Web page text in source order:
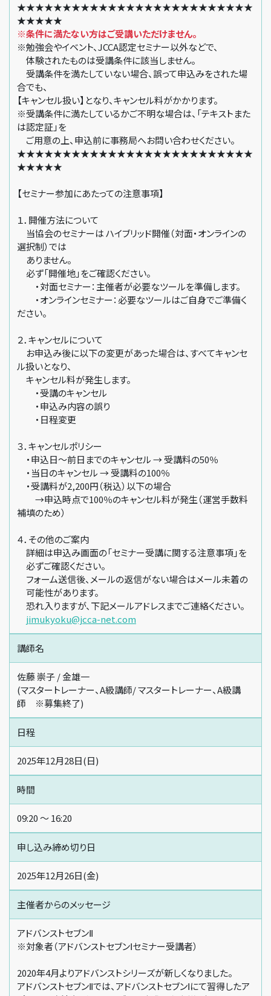
★★★★★★★★★★★★★★★★★★★★★★★★★★
★★★★★
※条件に満たない方はご受講いただけません。
※勉強会やイベント、JCCA認定セミナー以外などで、
体験されたものは受講条件に該当しません。
受講条件を満たしていない場合、誤って申込みをされた場
合でも、
【キャンセル扱い】となり、キャンセル料がかかります。
※受講条件に満たしているかご不明な場合は、「テキストまた
は認定証」を
ご用意の上、申込前に事務局へお問い合わせください。
★★★★★★★★★★★★★★★★★★★★★★★★★★
★★★★★
【セミナー参加にあたっての注意事項】
１．開催方法について
当協会のセミナーは ハイブリッド開催（対面・オンラインの
選択制）では
ありません。
必ず「開催地」をご確認ください。
・対面セミナー：主催者が必要なツールを準備します。
・オンラインセミナー：必要なツールはご自身でご準備く
ださい。
２．キャンセルについて
お申込み後に以下の変更があった場合は、すべてキャンセ
ル扱いとなり、
キャンセル料が発生します。
・受講のキャンセル
・申込み内容の誤り
・日程変更
３．キャンセルポリシー
・申込日～前日までのキャンセル → 受講料の50％
・当日のキャンセル → 受講料の100％
・受講料が2,200円（税込）以下の場合
→申込時点で100％のキャンセル料が発生（運営手数料
補填のため）
４．その他のご案内
詳細は申込み画面の「セミナー受講に関する注意事項」を
必ずご確認ください。
フォーム送信後、メールの返信がない場合はメール未着の
可能性があります。
恐れ入りますが、下記メールアドレスまでご連絡ください。
jimukyoku@jcca-net.com
講師名
佐藤 崇子 / 金雄一
(マスタートレーナー、A級講師/ マスタートレーナー、A級講
師 ※募集終了)
日程
2025年12月28日(日)
時間
09:20 〜 16:20
申し込み締め切り日
2025年12月26日(金)
主催者からのメッセージ
アドバンストセブンⅡ
※対象者（アドバンストセブンⅠセミナー受講者）
2020年4月よりアドバンストシリーズが新しくなりました。
アドバンストセブンⅡでは、アドバンストセブンⅠにて習得したア